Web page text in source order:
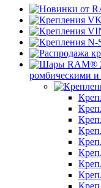
ромбическими